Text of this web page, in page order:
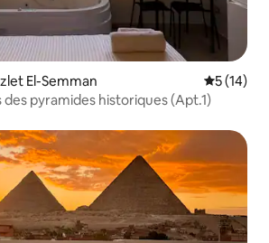
El-Semman
5 (14)
des pyramides historiques (Apt.1)